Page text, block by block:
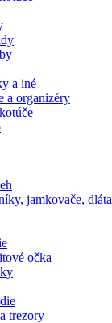
a iné
a organizéry
jamkovače, dláta
očka
trezory